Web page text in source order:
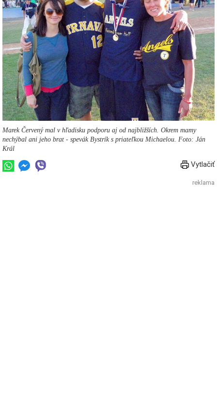
Marek Červený mal v hľadisku podporu aj od najbližších. Okrem mamy
nechýbal ani jeho brat - spevák Bystrík s priateľkou Michaelou. Foto: Ján
Král
Vytlačiť
reklama